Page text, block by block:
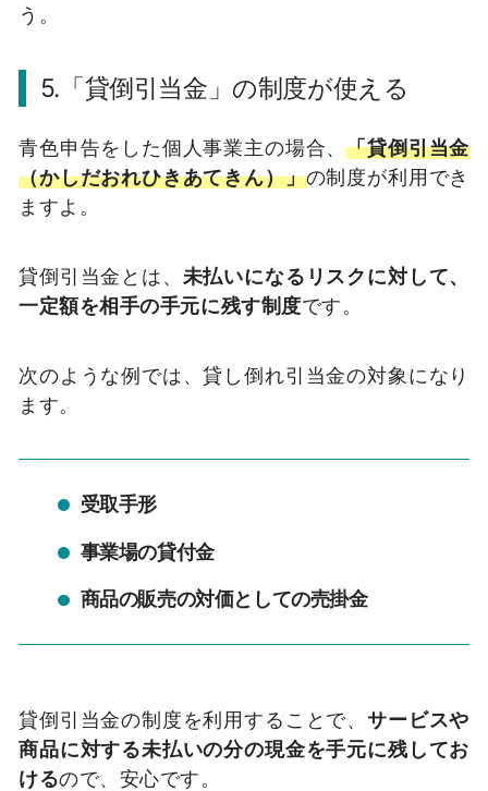
う。
5.「貸倒引当金」の制度が使える
青色申告をした個人事業主の場合、「貸倒引当金
（かしだおれひきあてきん）」の制度が利用でき
ますよ。
貸倒引当金とは、 未払いになるリスクに対して、
一定額を相手の手元に残す制度です。
次のような例では、貸し倒れ引当金の対象になり
ます。
受取手形
事業場の貸付金
商品の販売の対価としての売掛金
貸倒引当金の制度を利用することで、サービスや
商品に対する未払いの分の現金を手元に残してお
けるので、安心です。